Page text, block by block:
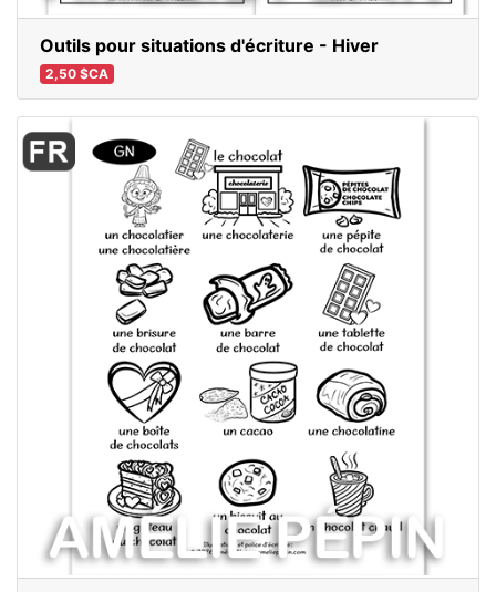
Outils pour situations d'écriture - Hiver
2,50 $CA